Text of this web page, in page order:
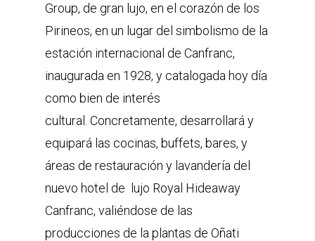
Group, de gran lujo, en el corazón de los
Pirineos, en un lugar del simbolismo de la
estación internacional de Canfranc,
inaugurada en 1928, y catalogada hoy día
como bien de interés
cultural. Concretamente, desarrollará y
equipará las cocinas, buffets, bares, y
áreas de restauración y lavandería del
nuevo hotel de lujo Royal Hideaway
Canfranc, valiéndose de las
producciones de la plantas de Oñati